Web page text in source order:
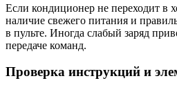
Если кондиционер не переходит в
наличие свежего питания и
в пульте. Иногда слабый заряд
передаче команд.
Проверка инструкций и